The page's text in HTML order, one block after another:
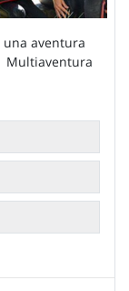
aventura
Multiaventura